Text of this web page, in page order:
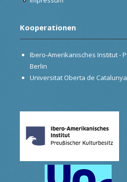
Kooperationen
Ibero-Amerikanisches Institut -
Berlin
Universitat Oberta de Catalunya